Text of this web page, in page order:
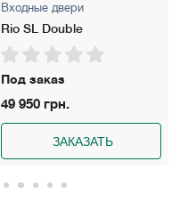
Входные двери
Rio SL Double
Под заказ
49 950 грн.
ЗАКАЗАТЬ